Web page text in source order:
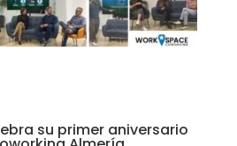
su primer aniversario